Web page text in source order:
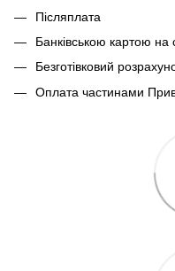
Післяплата
Банківською картою на
Безготівковий
Оплата частинами